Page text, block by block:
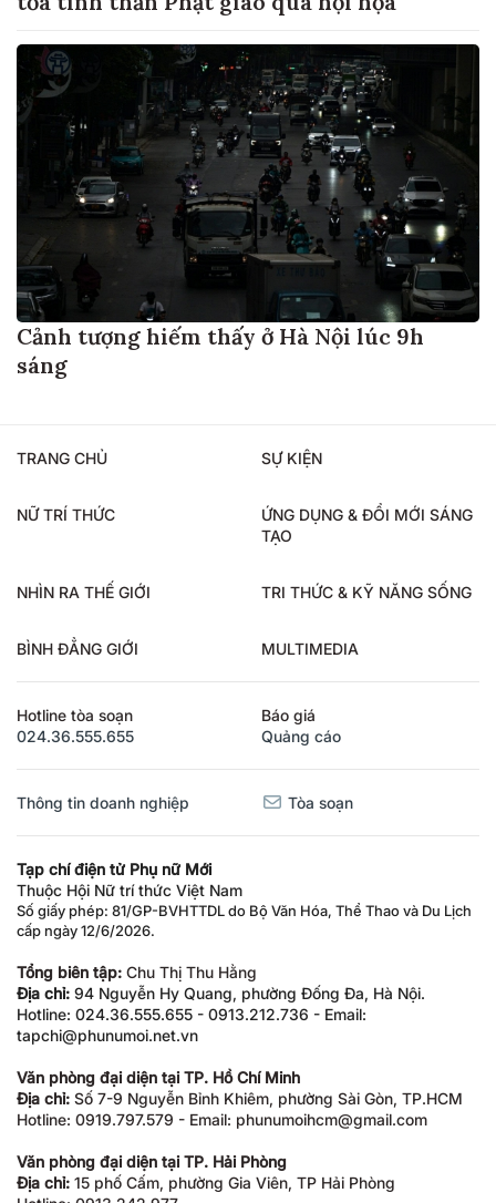
Cảnh tượng hiếm thấy ở Hà Nội lúc 9h
sáng
TRANG CHỦ SỰ KIỆN
NỮ TRÍ THỨC
ỨNG DỤNG & ĐỔI MỚI SÁNG
TẠO
NHÌN RA THẾ GIỚI TRI THỨC & KỸ NĂNG SỐNG
BÌNH ĐẲNG GIỚI MULTIMEDIA
Hotline tòa soạn
024.36.555.655
Báo giá
Quảng cáo
Thông tin doanh nghiệp Tòa soạn
Tạp chí điện tử Phụ nữ Mới
Thuộc Hội Nữ trí thức Việt Nam
Số giấy phép: 81/GP-BVHTTDL do Bộ Văn Hóa, Thể Thao và Du Lịch
cấp ngày 12/6/2026.
Tổng biên tập: Chu Thị Thu Hằng
Địa chỉ: 94 Nguyễn Hy Quang, phường Đống Đa, Hà Nội.
Hotline: 024.36.555.655 - 0913.212.736 - Email:
tapchi@phunumoi.net.vn
Văn phòng đại diện tại TP. Hồ Chí Minh
Địa chỉ: Số 7-9 Nguyễn Bỉnh Khiêm, phường Sài Gòn, TP.HCM
Hotline: 0919.797.579 - Email: phunumoihcm@gmail.com
Văn phòng đại diện tại TP. Hải Phòng
Địa chỉ: 15 phố Cấm, phường Gia Viên, TP Hải Phòng